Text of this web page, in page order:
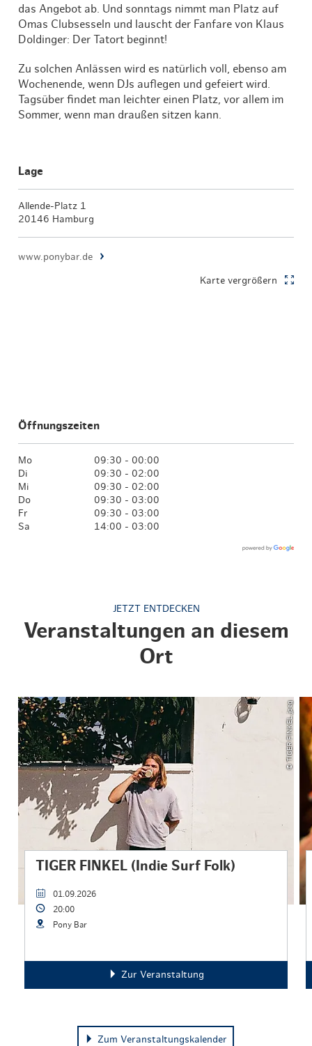
das Angebot ab. Und sonntags nimmt man Platz auf
Omas Clubsesseln und lauscht der Fanfare von Klaus
Doldinger: Der Tatort beginnt!
Zu solchen Anlässen wird es natürlich voll, ebenso am
Wochenende, wenn DJs auflegen und gefeiert wird.
Tagsüber findet man leichter einen Platz, vor allem im
Sommer, wenn man draußen sitzen kann.
Lage
Allende-Platz 1
20146 Hamburg
www.ponybar.de
Karte vergrößern
Öffnungszeiten
Mo
09:30 - 00:00
Di
09:30 - 02:00
Mi
09:30 - 02:00
Do
09:30 - 03:00
Fr
09:30 - 03:00
Sa
14:00 - 03:00
JETZT ENTDECKEN
Veranstaltungen an diesem
Ort
© TIGER FINKEL.jpeg
TIGER FINKEL (Indie Surf Folk)
01.09.2026
20:00
Pony Bar
Zur Veranstaltung
Zum Veranstaltungskalender